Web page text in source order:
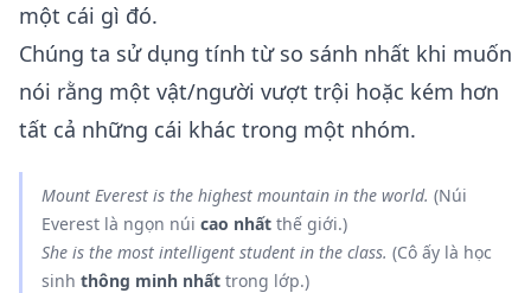
một cái gì đó.
Chúng ta sử dụng tính từ so sánh nhất khi muốn
nói rằng một vật/người vượt trội hoặc kém hơn
tất cả những cái khác trong một nhóm.
Mount Everest is the highest mountain in the world. (Núi
Everest là ngọn núi cao nhất thế giới.)
She is the most intelligent student in the class. (Cô ấy là học
sinh thông minh nhất trong lớp.)